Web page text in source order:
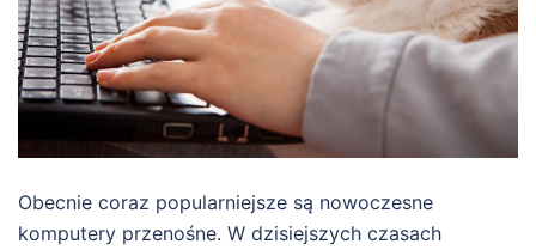
Obecnie coraz popularniejsze są nowoczesne
komputery przenośne. W dzisiejszych czasach